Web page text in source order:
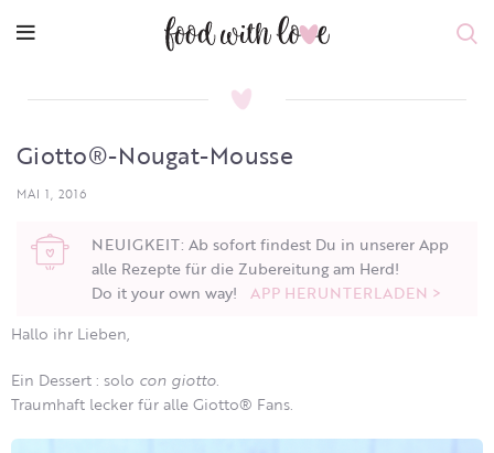
Giotto®-Nougat-Mousse
MAI 1, 2016
NEUIGKEIT: Ab sofort findest Du in unserer App
alle Rezepte für die Zubereitung am Herd!
Do it your own way! APP HERUNTERLADEN >
Hallo ihr Lieben,
Ein Dessert : solo con giotto.
Traumhaft lecker für alle Giotto® Fans.